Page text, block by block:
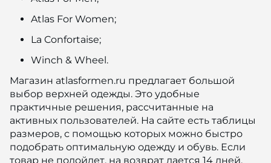
Atlas For Women;
La Confortaise;
Winch & Wheel.
Магазин atlasformen.ru предлагает большой
выбор верхней одежды. Это удобные
практичные решения, рассчитанные на
активных пользователей. На сайте есть таблицы
размеров, с помощью которых можно быстро
подобрать оптимальную одежду и обувь. Если
товар не подойдет, на возврат дается 14 дней.